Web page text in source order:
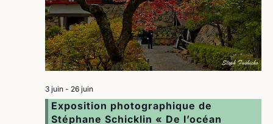
3 juin- 26 juin
Exposition photographique de
Stéphane Schicklin « De l’océan